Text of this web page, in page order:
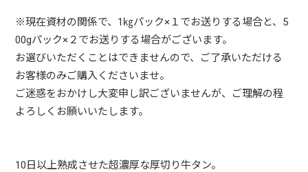
※現在資材の関係で、1㎏パック×１でお送りする場合と、5
00gパック×２でお送りする場合がございます。
お選びいただくことはできませんので、ご了承いただける
お客様のみご購入くださいませ。
ご迷惑をおかけし大変申し訳ございませんが、ご理解の程
よろしくお願いいたします。
10日以上熟成させた超濃厚な厚切り牛タン。